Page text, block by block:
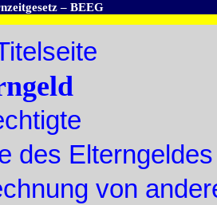
– BEEG
Elterngeldes
von